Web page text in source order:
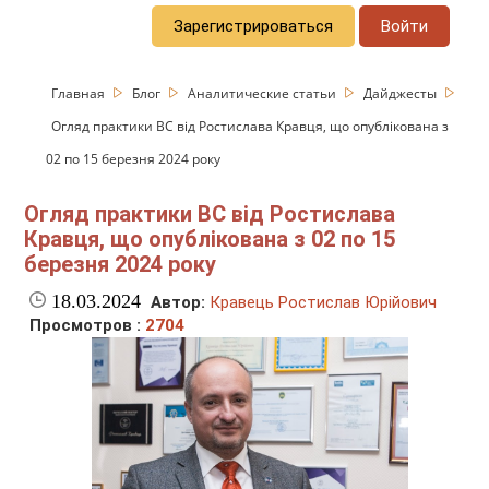
Зарегистрироваться Войти
Главная Блог Аналитические статьи
Дайджесты
Огляд практики ВС від Ростислава Кравця, що опублікована з
02 по 15 березня 2024 року
Огляд практики ВС від Ростислава
Кравця, що опублікована з 02 по 15
березня 2024 року
18.03.2024 Автор: Кравець Ростислав Юрійович
Просмотров : 2704